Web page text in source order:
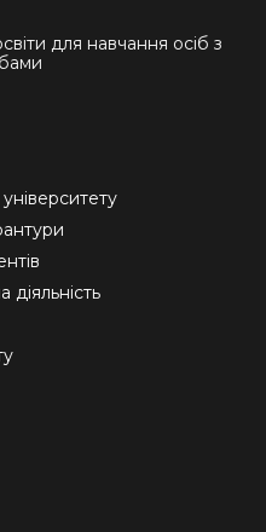
для навчання осіб з
діяльність